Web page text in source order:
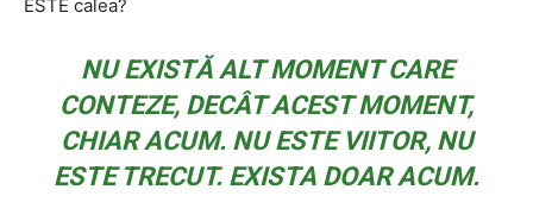
ESTE calea?
NU EXISTĂ ALT MOMENT CARE
CONTEZE, DECÂT ACEST MOMENT,
CHIAR ACUM. NU ESTE VIITOR, NU
ESTE TRECUT. EXISTA DOAR ACUM.